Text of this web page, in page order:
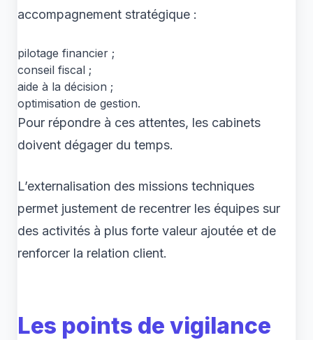
accompagnement stratégique :
pilotage financier ;
conseil fiscal ;
aide à la décision ;
optimisation de gestion.
Pour répondre à ces attentes, les cabinets
doivent dégager du temps.
L’externalisation des missions techniques
permet justement de recentrer les équipes sur
des activités à plus forte valeur ajoutée et de
renforcer la relation client.
Les points de vigilance